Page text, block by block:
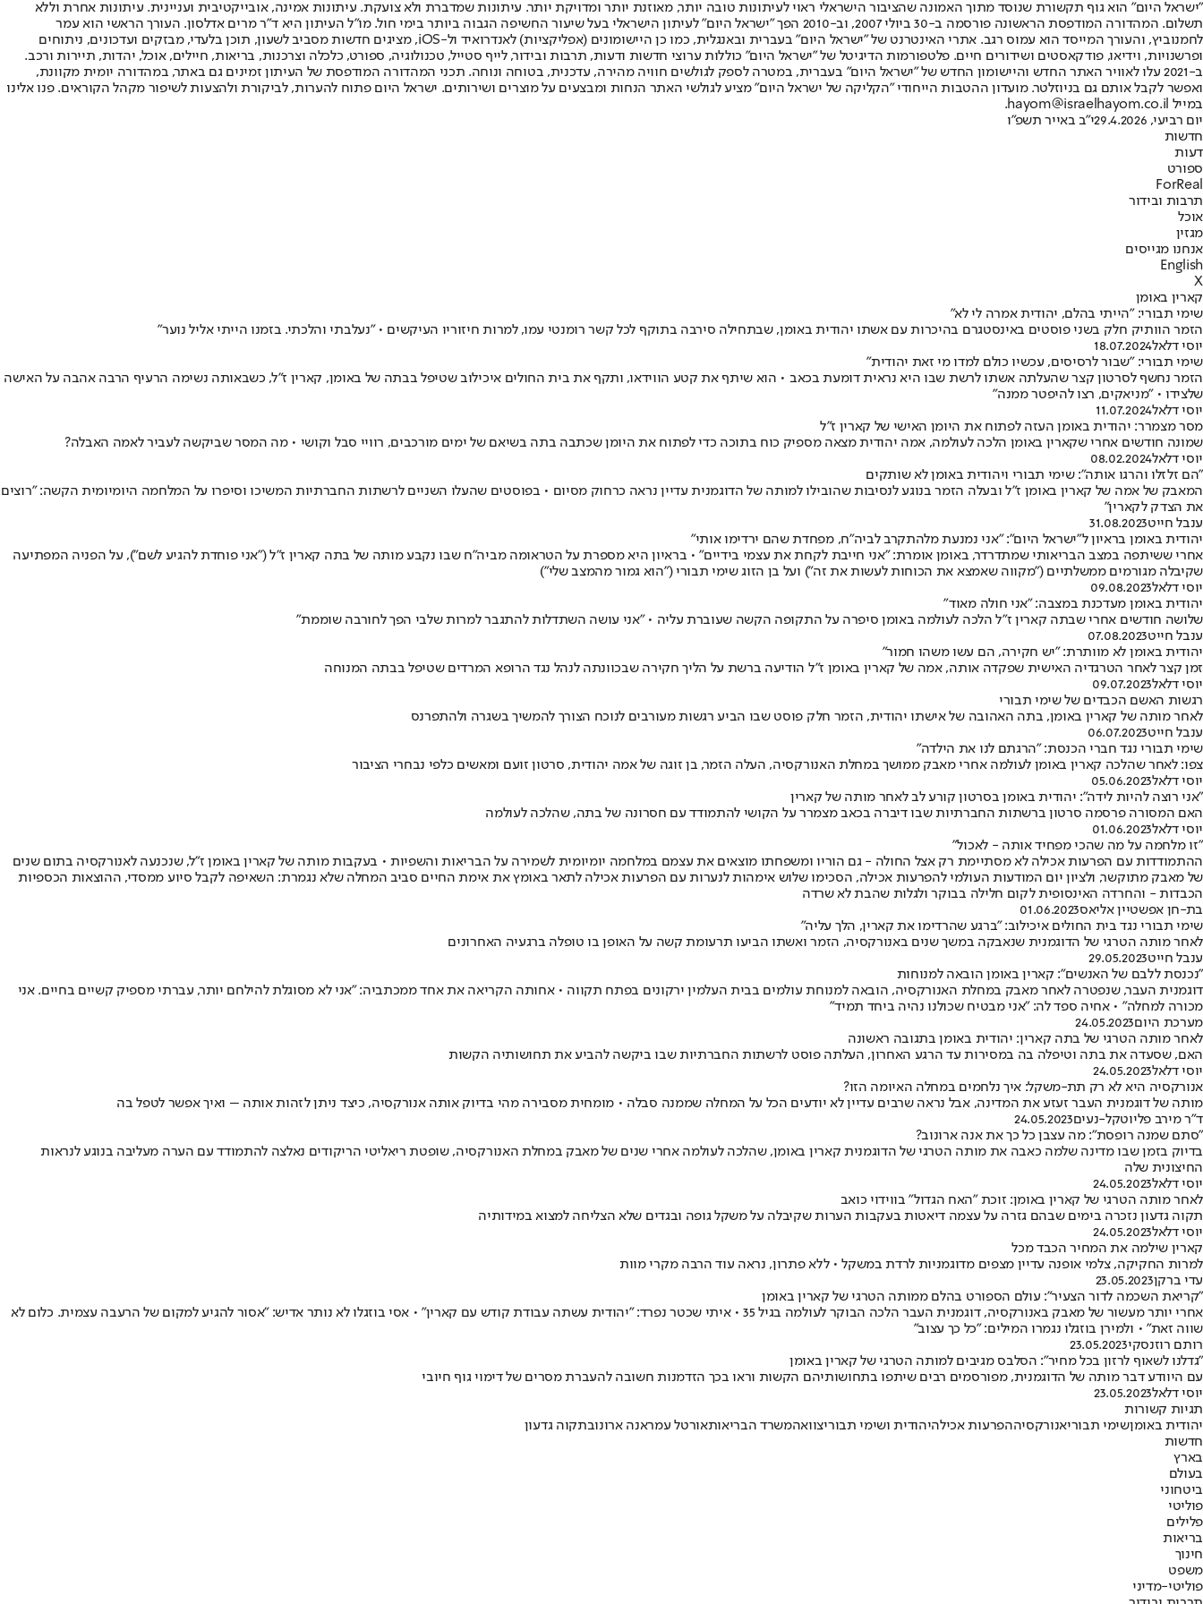
"ישראל היום" הוא גוף תקשורת שנוסד מתוך האמונה שהציבור הישראלי ראוי לעיתונות טובה יותר, מאוזנת יותר ומדויקת יותר. עיתונות שמדברת ולא צועקת. עיתונות אמינה, אובייקטיבית ועניינית. עיתונות אחרת וללא
תשלום. המהדורה המודפסת הראשונה פורסמה ב-30 ביולי 2007, וב-2010 הפך "ישראל היום" לעיתון הישראלי בעל שיעור החשיפה הגבוה ביותר בימי חול. מו"ל העיתון היא ד"ר מרים אדלסון. העורך הראשי הוא עמר
לחמנוביץ, והעורך המייסד הוא עמוס רגב. אתרי האינטרנט של "ישראל היום" בעברית ובאנגלית, כמו כן היישומונים (אפליקציות) לאנדרואיד ול-iOS, מציגים חדשות מסביב לשעון, תוכן בלעדי, מבזקים ועדכונים, ניתוחים
ופרשנויות, וידיאו, פודקאסטים ושידורים חיים. פלטפורמות הדיגיטל של "ישראל היום" כוללות ערוצי חדשות ודעות, תרבות ובידור, לייף סטייל, טכנולוגיה, ספורט, כלכלה וצרכנות, בריאות, חיילים, אוכל, יהדות, תיירות ורכב.
ב-2021 עלו לאוויר האתר החדש והיישומון החדש של "ישראל היום" בעברית, במטרה לספק לגולשים חוויה מהירה, עדכנית, בטוחה ונוחה. תכני המהדורה המודפסת של העיתון זמינים גם באתר, במהדורה יומית מקוונת,
ואפשר לקבל אותם גם בניוזלטר. מועדון ההטבות הייחודי "הקליקה של ישראל היום" מציע לגולשי האתר הנחות ומבצעים על מוצרים ושירותים. ישראל היום פתוח להערות, לביקורת ולהצעות לשיפור מקהל הקוראים. פנו אלינו
במייל hayom@israelhayom.co.il.
יום רביעי, 29.4.2026
י"ב באייר תשפ"ו
חדשות
דעות
ספורט
ForReal
תרבות ובידור
אוכל
מגזין
אנחנו מגייסים
English
X
קארין באומן
שימי תבורי: "הייתי בהלם, יהודית אמרה לי לא"
הזמר הוותיק חלק בשני פוסטים באינסטגרם בהיכרות עם אשתו יהודית באומן, שבתחילה סירבה בתוקף לכל קשר רומנטי עמו, למרות חיזוריו העיקשים • "נעלבתי והלכתי. בזמנו הייתי אליל נוער"
יוסי דלאל18.07.2024
שימי תבורי: "שבור לרסיסים, עכשיו כולם למדו מי זאת יהודית"
הזמר נחשף לסרטון קצר שהעלתה אשתו לרשת שבו היא נראית דומעת בכאב • הוא שיתף את קטע הווידאו, ותקף את בית החולים איכילוב שטיפל בבתה של באומן, קארין ז"ל, כשבאותה נשימה הרעיף הרבה אהבה על האישה
שלצידו • "מניאקים, רצו להיפטר ממנה"
יוסי דלאל11.07.2024
מסר מצמרר: יהודית באומן העזה לפתוח את היומן האישי של קארין ז"ל
שמונה חודשים אחרי שקארין באומן הלכה לעולמה, אמה יהודית מצאה מספיק כוח בתוכה כדי לפתוח את היומן שכתבה בתה בשיאם של ימים מורכבים, רוויי סבל וקושי • מה המסר שביקשה לעביר לאמה האבלה?
יוסי דלאל08.02.2024
"הם זלזלו והרגו אותה": שימי תבורי ויהודית באומן לא שותקים
המאבק של אמה של קארין באומן ז"ל ובעלה הזמר בנוגע לנסיבות שהובילו למותה של הדוגמנית עדיין נראה כרחוק מסיום • בפוסטים שהעלו השניים לרשתות החברתיות המשיכו וסיפרו על המלחמה היומיומית הקשה: "רוצים
את הצדק לקארין"
ענבל חייט31.08.2023
יהודית באומן בראיון ל"ישראל היום": "אני נמנעת מלהתקרב לביה"ח, מפחדת שהם ירדימו אותי"
אחרי ששיתפה במצב הבריאותי שמתדרדר, באומן אומרת: "אני חייבת לקחת את עצמי בידיים" • בראיון היא מספרת על הטראומה מביה"ח שבו נקבע מותה של בתה קארין ז"ל ("אני פוחדת להגיע לשם"), על הפניה המפתיעה
שקיבלה מגורמים ממשלתיים ("מקווה שאמצא את הכוחות לעשות את זה") ועל בן הזוג שימי תבורי ("הוא גמור מהמצב שלי")
יוסי דלאל09.08.2023
יהודית באומן מעדכנת במצבה: "אני חולה מאוד"
שלושה חודשים אחרי שבתה קארין ז"ל הלכה לעולמה באומן סיפרה על התקופה הקשה שעוברת עליה • "אני עושה השתדלות להתגבר למרות שלבי הפך לחורבה שוממת"
ענבל חייט07.08.2023
יהודית באומן לא מוותרת: "יש חקירה, הם עשו משהו חמור"
זמן קצר לאחר הטרגדיה האישית שפקדה אותה, אמה של קארין באומן ז"ל הודיעה ברשת על הליך חקירה שבכוונתה לנהל נגד הרופא המרדים שטיפל בבתה המנוחה
יוסי דלאל09.07.2023
רגשות האשם הכבדים של שימי תבורי
לאחר מותה של קארין באומן, בתה האהובה של אישתו יהודית, הזמר חלק פוסט שבו הביע רגשות מעורבים לנוכח הצורך להמשיך בשגרה ולהתפרנס
ענבל חייט06.07.2023
שימי תבורי נגד חברי הכנסת: "הרגתם לנו את הילדה"
צפו: לאחר שהלכה קארין באומן לעולמה אחרי מאבק ממושך במחלת האנורקסיה, העלה הזמר, בן זוגה של אמה יהודית, סרטון זועם ומאשים כלפי נבחרי הציבור
יוסי דלאל05.06.2023
"אני רוצה להיות לידה": יהודית באומן בסרטון קורע לב לאחר מותה של קארין
האם המסורה פרסמה סרטון ברשתות החברתיות שבו דיברה בכאב מצמרר על הקושי להתמודד עם חסרונה של בתה, שהלכה לעולמה
יוסי דלאל01.06.2023
"זו מלחמה על מה שהכי מפחיד אותה - לאכול"
ההתמודדות עם הפרעות אכילה לא מסתיימת רק אצל החולה - גם הוריו ומשפחתו מוצאים את עצמם במלחמה יומיומית לשמירה על הבריאות והשפיות • בעקבות מותה של קארין באומן ז"ל, שנכנעה לאנורקסיה בתום שנים
של מאבק מתוקשר, ולציון יום המודעות העולמי להפרעות אכילה, הסכימו שלוש אימהות לנערות עם הפרעות אכילה לתאר באומץ את אימת החיים סביב המחלה שלא נגמרת: השאיפה לקבל סיוע ממסדי, ההוצאות הכספיות
הכבדות - והחרדה האינסופית לקום חלילה בבוקר ולגלות שהבת לא שרדה
בת-חן אפשטיין אליאס01.06.2023
שימי תבורי נגד בית החולים איכילוב: "ברגע שהרדימו את קארין, הלך עליה"
לאחר מותה הטרגי של הדוגמנית שנאבקה במשך שנים באנורקסיה, הזמר ואשתו הביעו תרעומת קשה על האופן בו טופלה ברגעיה האחרונים
ענבל חייט29.05.2023
"נכנסת ללבם של האנשים": קארין באומן הובאה למנוחות
דוגמנית העבר, שנפטרה לאחר מאבק במחלת האנורקסיה, הובאה למנוחת עולמים בבית העלמין ירקונים בפתח תקווה • אחותה הקריאה את אחד ממכתביה: "אני לא מסוגלת להילחם יותר, עברתי מספיק קשיים בחיים. אני
מכורה למחלה" • אחיה ספד לה: "אני מבטיח שכולנו נהיה ביחד תמיד"
מערכת היום24.05.2023
לאחר מותה הטרגי של בתה קארין: יהודית באומן בתגובה ראשונה
האם, שסעדה את בתה וטיפלה בה במסירות עד הרגע האחרון, העלתה פוסט לרשתות החברתיות שבו ביקשה להביע את תחושותיה הקשות
יוסי דלאל24.05.2023
אנורקסיה היא לא רק תת-משקל: איך נלחמים במחלה האיומה הזו?
מותה של דוגמנית העבר זעזע את המדינה, אבל נראה שרבים עדיין לא יודעים הכל על המחלה שממנה סבלה • מומחית מסבירה מהי בדיוק אותה אנורקסיה, כיצד ניתן לזהות אותה – ואיך אפשר לטפל בה
ד"ר מירב פליוטקל-נעים24.05.2023
"סתם שמנה רופסת": מה עצבן כל כך את אנה ארונוב?
בדיוק בזמן שבו מדינה שלמה כאבה את מותה הטרגי של הדוגמנית קארין באומן, שהלכה לעולמה אחרי שנים של מאבק במחלת האנורקסיה, שופטת ריאליטי הריקודים נאלצה להתמודד עם הערה מעליבה בנוגע לנראות
החיצונית שלה
יוסי דלאל24.05.2023
לאחר מותה הטרגי של קארין באומן: זוכת "האח הגדול" בווידוי כואב
תקוה גדעון נזכרה בימים שבהם גזרה על עצמה דיאטות בעקבות הערות שקיבלה על משקל גופה ובגדים שלא הצליחה למצוא במידותיה
יוסי דלאל24.05.2023
קארין שילמה את המחיר הכבד מכל
למרות החקיקה, צלמי אופנה עדיין מצפים מדוגמניות לרדת במשקל • ללא פתרון, נראה עוד הרבה מקרי מוות
עדי ברקן23.05.2023
"קריאת השכמה לדור הצעיר": עולם הספורט בהלם ממותה הטרגי של קארין באומן
אחרי יותר מעשור של מאבק באנורקסיה, דוגמנית העבר הלכה הבוקר לעולמה בגיל 35 • איתי שכטר נפרד: "יהודית עשתה עבודת קודש עם קארין" • אסי בוזגלו לא נותר אדיש: "אסור להגיע למקום של הרעבה עצמית. כלום לא
שווה זאת" • ולמירן בוזגלו נגמרו המילים: "כל כך עצוב"
רותם רוזנסקי23.05.2023
"גדלנו לשאוף לרזון בכל מחיר": הסלבס מגיבים למותה הטרגי של קארין באומן
עם היוודע דבר מותה של הדוגמנית, מפורסמים רבים שיתפו בתחושותיהם הקשות וראו בכך הזדמנות חשובה להעברת מסרים של דימוי גוף חיובי
יוסי דלאל23.05.2023
תגיות קשורות
יהודית באומןשימי תבוריאנורקסיההפרעות אכילהיהודית ושימי תבוריצוואהמשרד הבריאותאורטל עמראנה ארונובתקוה גדעון
חדשות
בארץ
בעולם
ביטחוני
פוליטי
פלילים
בריאות
חינוך
משפט
פוליטי-מדיני